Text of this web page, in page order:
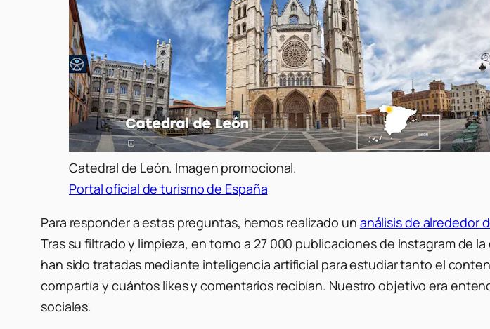
Catedral de León. Imagen promocional.
Portal oficial de turismo de España
Para responder a estas preguntas, hemos realizado un análisis de alrededor
Tras su filtrado y limpieza, en torno a 27 000 publicaciones de Instagram de
han sido tratadas mediante inteligencia artificial para estudiar tanto el
compartía y cuántos likesy comentarios recibían. Nuestro objetivo era
sociales.